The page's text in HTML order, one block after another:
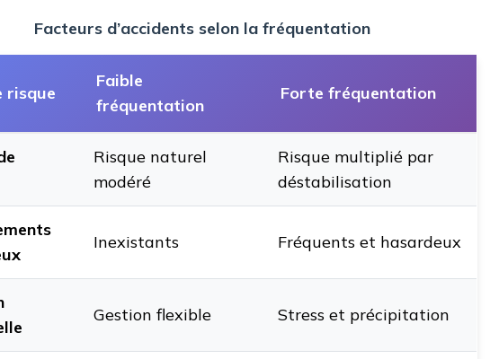
Facteurs d’accidents selon la fréquentation
risque
Faible
fréquentation
Forte fréquentation
Risque naturel
modéré
Risque multiplié par
déstabilisation
Inexistants Fréquents et hasardeux
Gestion flexible Stress et précipitation